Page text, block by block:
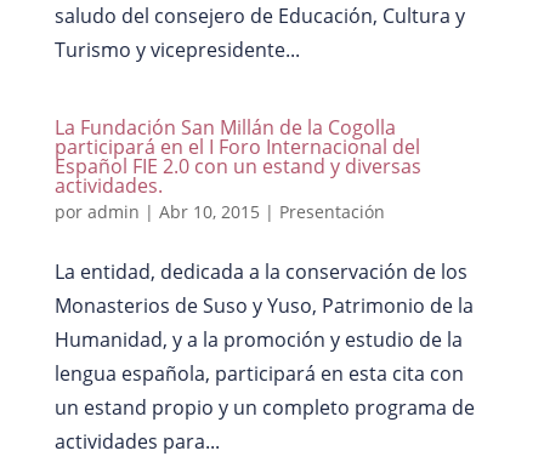
saludo del consejero de Educación, Cultura y
Turismo y vicepresidente...
La Fundación San Millán de la Cogolla
participará en el I Foro Internacional del
Español FIE 2.0 con un estand y diversas
actividades.
por admin | Abr 10, 2015 | Presentación
La entidad, dedicada a la conservación de los
Monasterios de Suso y Yuso, Patrimonio de la
Humanidad, y a la promoción y estudio de la
lengua española, participará en esta cita con
un estand propio y un completo programa de
actividades para...